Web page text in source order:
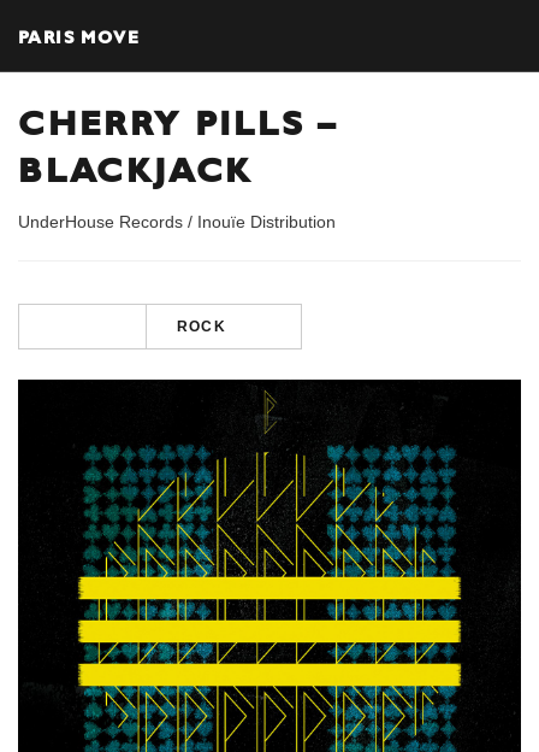
PARIS MOVE
CHERRY PILLS –
BLACKJACK
UnderHouse Records / Inouïe Distribution
ROCK